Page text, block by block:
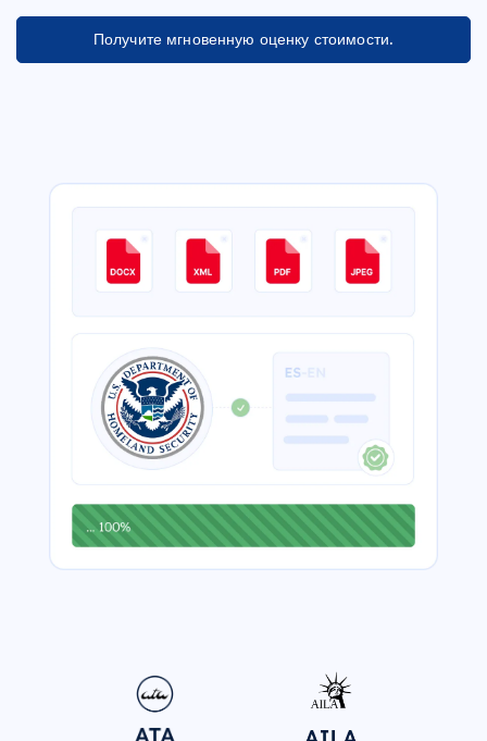
Получите мгновенную оценку стоимости.